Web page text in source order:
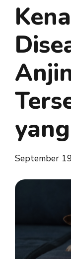
September